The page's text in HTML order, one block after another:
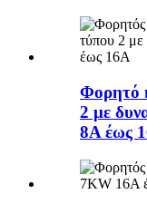
Φορητό
2 με
8A έως